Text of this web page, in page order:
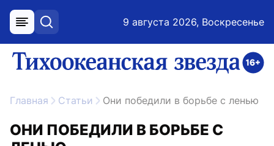
меню поиск 9 августа 2026, Воскресенье
ссылка на главную
Главная Статьи Они победили в борьбе с ленью
ОНИ ПОБЕДИЛИ В БОРЬБЕ С